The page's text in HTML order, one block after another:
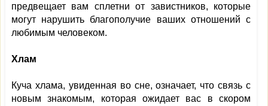
предвещает вам сплетни от завистников, которые
могут нарушить благополучие ваших отношений с
любимым человеком.
Хлам
Куча хлама, увиденная во сне, означает, что связь с
новым знакомым, которая ожидает вас в скором